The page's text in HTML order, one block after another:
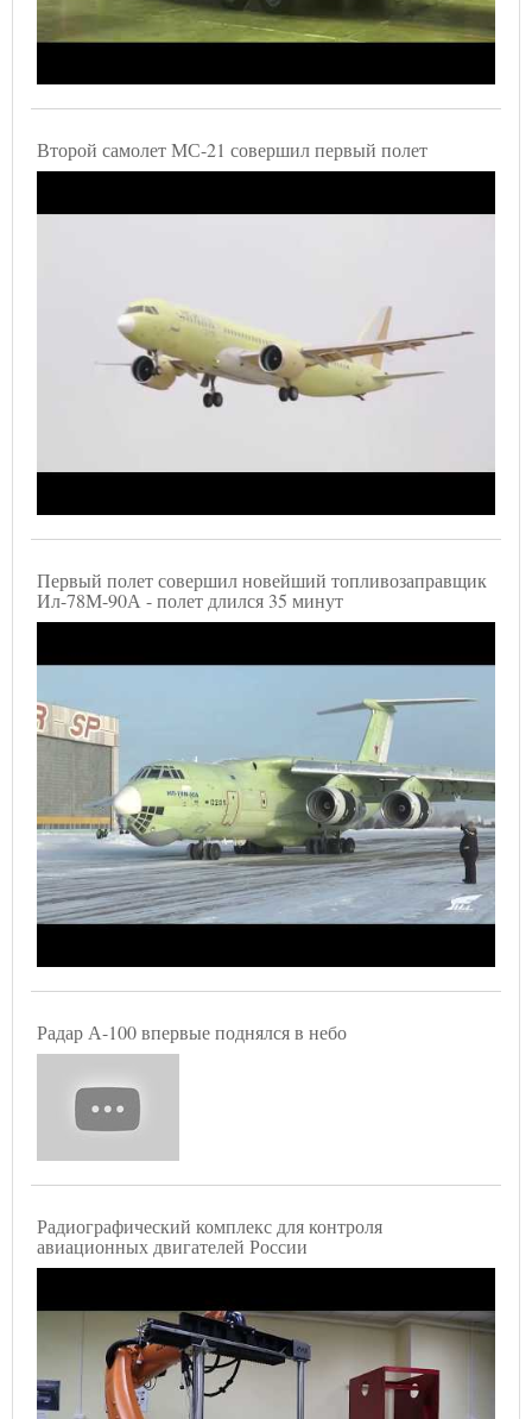
Второй самолет МС-21 совершил первый полет
Первый полет совершил новейший топливозаправщик
Ил-78М-90А - полет длился 35 минут
Радар А-100 впервые поднялся в небо
Радиографический комплекс для контроля
авиационных двигателей России